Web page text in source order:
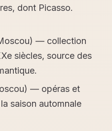
dont Picasso.
— collection
siècles, source des
— opéras et
saison automnale